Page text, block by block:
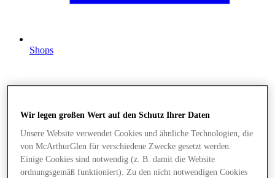
Shops
Wir legen großen Wert auf den Schutz Ihrer Daten
Unsere Website verwendet Cookies und ähnliche Technologien, die
von McArthurGlen für verschiedene Zwecke gesetzt werden.
Einige Cookies sind notwendig (z. B. damit die Website
ordnungsgemäß funktioniert). Zu den nicht notwendigen Cookies